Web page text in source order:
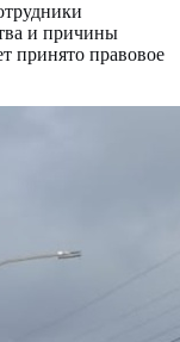
и причины
принято правовое